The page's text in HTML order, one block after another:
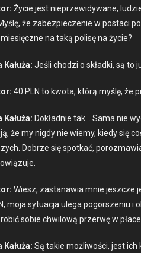
Życie jest nieprzewidy­wane,
że zabez­piecze­nie w postaci
miesięczne na taką polisę na życie?
Kałuża: Jeśli chodzi o skład­ki, są to
40 PLN to kwo­ta, którą myślę, że
Kałuża: Dokład­nie tak… Sama nie
że my nigdy nie wiemy, kiedy się
Dobrze się spotkać,
Wiesz, zas­tanaw­ia mnie jeszcze
moja sytu­ac­ja ule­ga pogorsze­niu i
sobie chwilową prz­er­wę w
Kałuża: Są takie możli­woś­ci, jest ich